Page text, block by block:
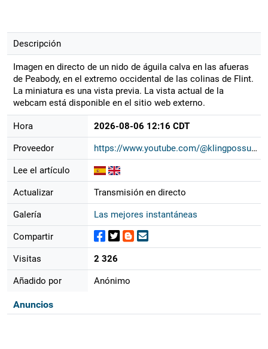
Descripción
Imagen en directo de un nido de águila calva en las afueras
de Peabody, en el extremo occidental de las colinas de Flint.
La miniatura es una vista previa. La vista actual de la
webcam está disponible en el sitio web externo.
Hora 2026-08-06 12:16 CDT
Proveedor https://www.youtube.com/@klingpossu...
Lee el artículo
Actualizar Transmisión en directo
Galería Las mejores instantáneas
Compartir
Visitas 2 326
Añadido por Anónimo
Anuncios